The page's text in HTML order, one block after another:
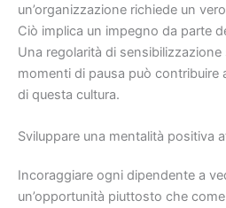
un’organizzazione richiede un
Ciò implica un impegno da parte
Una regolarità di
momenti di pausa può contribuire
di questa cultura.
Sviluppare una mentalità positiva
Incoraggiare ogni dipendente a
un’opportunità piuttosto che